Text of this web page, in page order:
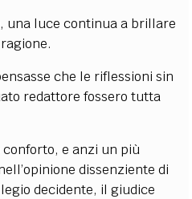
una luce continua a brillare
che le riflessioni sin
redattore fossero tutta
conforto, e anzi un più
dissenziente di
decidente, il giudice